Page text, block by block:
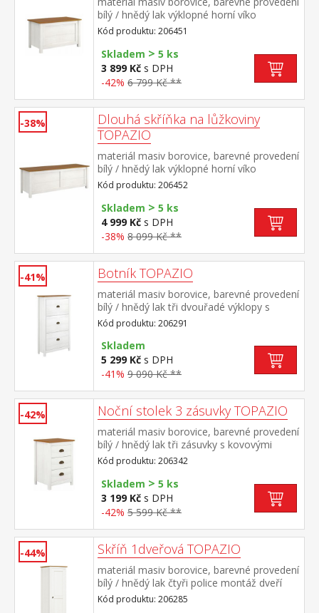
bílý / hnědý lak výklopné horní víko
Kód produktu: 206451
Skladem > 5 ks
3 899 Kč s DPH
-42% 6 799 Kč **
-38%
Dlouhá skříňka na lůžkoviny
TOPAZIO
materiál masiv borovice, barevné provedení
bílý / hnědý lak výklopné horní víko
Kód produktu: 206452
Skladem > 5 ks
4 999 Kč s DPH
-38% 8 099 Kč **
-41% Botník TOPAZIO
materiál masiv borovice, barevné provedení
bílý / hnědý lak tři dvouřadé výklopy s
kovovými úchytkami
Kód produktu: 206291
Skladem
5 299 Kč s DPH
-41% 9 090 Kč **
-42% Noční stolek 3 zásuvky TOPAZIO
materiál masiv borovice, barevné provedení
bílý / hnědý lak tři zásuvky s kovovými
úchytkami a pojezdy
Kód produktu: 206342
Skladem > 5 ks
3 199 Kč s DPH
-42% 5 599 Kč **
-44% Skříň 1dveřová TOPAZIO
materiál masiv borovice, barevné provedení
bílý / hnědý lak čtyři police montáž dveří
možná na pravou i levou stranu
Kód produktu: 206285